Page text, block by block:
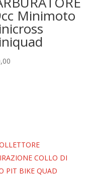
Minimoto